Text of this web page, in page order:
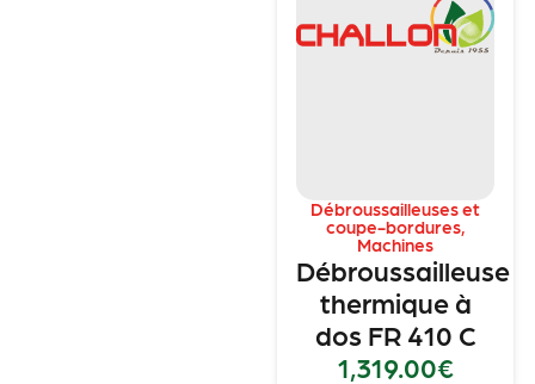
Débroussailleuses et
coupe-bordures,
Machines
Débroussailleuse
thermique à
dos FR 410 C
1,319.00€